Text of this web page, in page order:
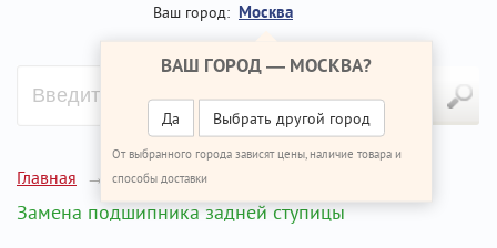
Ваш город: Москва
ВАШ ГОРОД — МОСКВА?
Да Выбрать другой город
От выбранного города зависят цены, наличие товара и
способы доставки
Главная Ремонт КИА Церато
Замена подшипника задней ступицы